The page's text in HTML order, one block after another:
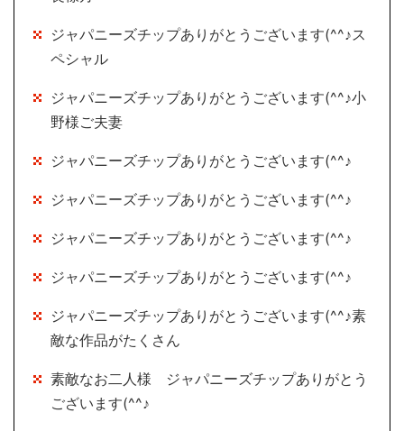
ジャパニーズチップありがとうございます(^^♪ス
ペシャル
ジャパニーズチップありがとうございます(^^♪小
野様ご夫妻
ジャパニーズチップありがとうございます(^^♪
ジャパニーズチップありがとうございます(^^♪
ジャパニーズチップありがとうございます(^^♪
ジャパニーズチップありがとうございます(^^♪
ジャパニーズチップありがとうございます(^^♪素
敵な作品がたくさん
素敵なお二人様 ジャパニーズチップありがとう
ございます(^^♪